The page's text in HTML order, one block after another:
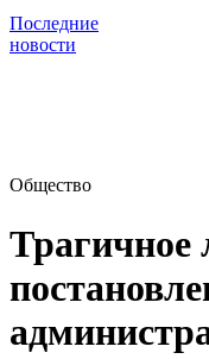
Последние
новости
Общество
Трагичное